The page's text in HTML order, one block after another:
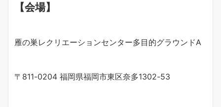
【会場】
雁の巣レクリエーションセンター多目的グラウンドA
〒811-0204 福岡県福岡市東区奈多1302-53